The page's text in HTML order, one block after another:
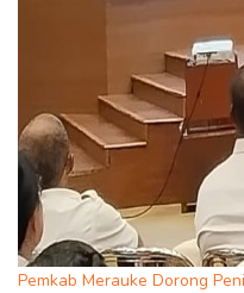
Pemkab Merauke Dorong